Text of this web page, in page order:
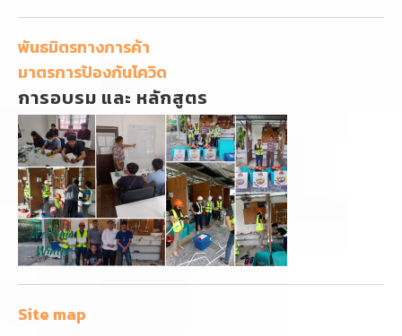
พันธมิตรทางการค้า
มาตรการป้องกันโควิด
การอบรม และ หลักสูตร
Site map